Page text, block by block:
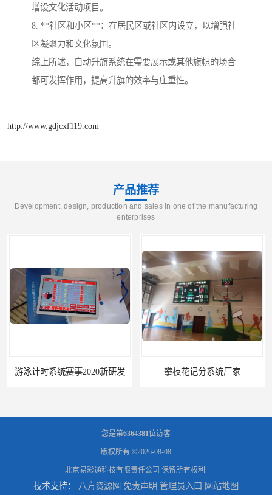
增设文化活动项目。
8. **社区和小区**：在居民区或社区内设立，以增强社
区凝聚力和文化氛围。
综上所述，自动升旗系统在需要展示或其他旗帜的场合
都可发挥作用，提高升旗的效率与庄重性。
http://www.gdjcxf119.com
产品推荐
Development, design, production and sales in one of the manufacturing
enterprises
泳计时系统赛事2020新研发 攀枝花记分系统厂家
您是第6364381位访客
版权所有 ©2026-08-08
北京易彩通科技有限责任公司 保留所有权利.
技术支持： 八方资源网 免责声明 管理员入口 网站地图